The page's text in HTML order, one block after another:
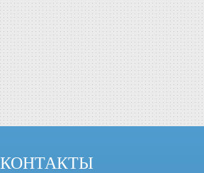
КОНТАКТЫ